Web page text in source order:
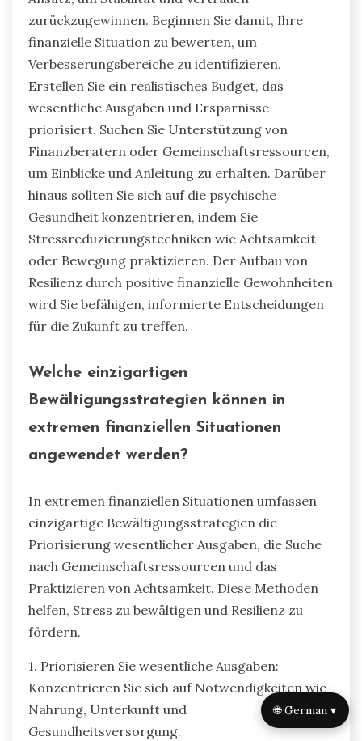
ungesunden finanziellen Verhaltensweisen
führen.
Der Aufbau von Resilienz ist entscheidend für
den Umgang mit diesen Auswirkungen.
Strategien umfassen die Suche nach
professioneller Unterstützung, das Praktizieren
von Achtsamkeit und die Entwicklung eines
klaren Finanzplans. Befähigte finanzielle
Entscheidungen können Einzelpersonen helfen,
ein Gefühl von Kontrolle und Stabilität in ihrem
Leben zurückzugewinnen.
Wie können Einzelpersonen nach
finanziellen Rückschlägen wieder
Der Wiederaufbau nach finanziellen
Rückschlägen erfordert einen strategischen
Ansatz, um Stabilität und Vertrauen
zurückzugewinnen. Beginnen Sie damit, Ihre
Verbesserungsbereiche zu identifizieren.
Erstellen Sie ein realistisches Budget, das
wesentliche Ausgaben und Ersparnisse
priorisiert. Suchen Sie Unterstützung von
Finanzberatern oder Gemeinschaftsressourcen,
um Einblicke und Anleitung zu erhalten. Darüber
hinaus sollten Sie sich auf die psychische
Stressreduzierungstechniken wie Achtsamkeit
oder Bewegung praktizieren. Der Aufbau von
Resilienz durch positive finanzielle Gewohnheiten
🌐 German ▾